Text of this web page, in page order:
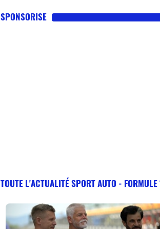
SPONSORISE
TOUTE L'ACTUALITÉ SPORT AUTO - FORMULE